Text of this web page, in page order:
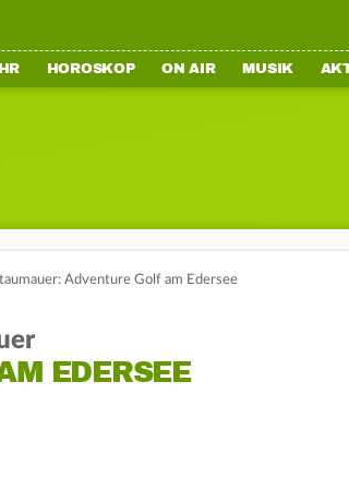
HOROSKOP ON AIR MUSIK
Adventure Golf am Edersee
EDERSEE